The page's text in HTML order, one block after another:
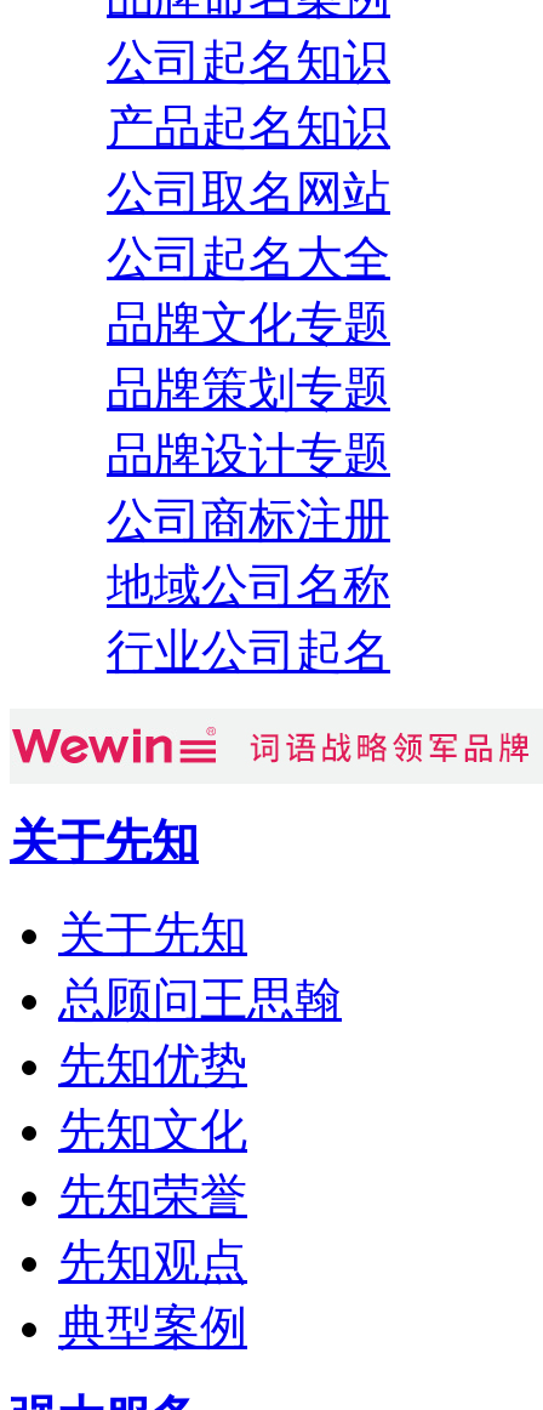
公司起名知识
产品起名知识
公司取名网站
公司起名大全
品牌文化专题
品牌策划专题
品牌设计专题
公司商标注册
地域公司名称
行业公司起名
关于先知
关于先知
总顾问王思翰
先知优势
先知文化
先知荣誉
先知观点
典型案例